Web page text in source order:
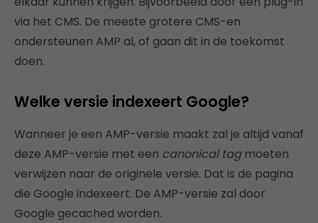
via het CMS. De meeste grotere CMS-en
ondersteunen AMP al, of gaan dit in de toekomst
doen.
Welke versie indexeert Google?
Wanneer je een AMP-versie maakt zal je altijd vanaf
deze AMP-versie met een canonical tagmoeten
verwijzen naar de originele versie. Dat is de pagina
die Google indexeert. De AMP-versie zal door
Google gecached worden.